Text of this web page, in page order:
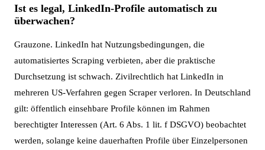
Ist es legal, LinkedIn-Profile automatisch zu
überwachen?
Grauzone. LinkedIn hat Nutzungsbedingungen, die
automatisiertes Scraping verbieten, aber die praktische
Durchsetzung ist schwach. Zivilrechtlich hat LinkedIn in
mehreren US-Verfahren gegen Scraper verloren. In Deutschland
gilt: öffentlich einsehbare Profile können im Rahmen
berechtigter Interessen (Art. 6 Abs. 1 lit. f DSGVO) beobachtet
werden, solange keine dauerhaften Profile über Einzelpersonen